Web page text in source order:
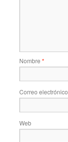
Nombre *
Correo electrónico
Web